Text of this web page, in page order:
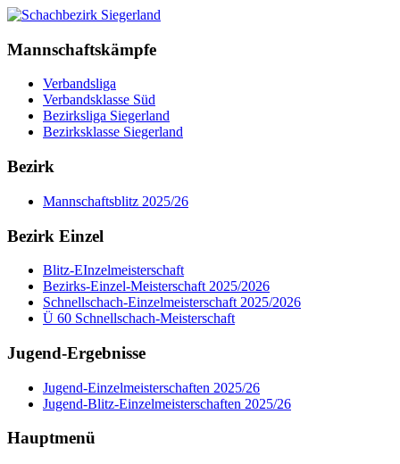
Mannschaftskämpfe
Verbandsliga
Verbandsklasse Süd
Bezirksliga Siegerland
Bezirksklasse Siegerland
Bezirk
Mannschaftsblitz 2025/26
Bezirk Einzel
Blitz-EInzelmeisterschaft
Bezirks-Einzel-Meisterschaft 2025/2026
Schnellschach-Einzelmeisterschaft 2025/2026
Ü 60 Schnellschach-Meisterschaft
Jugend-Ergebnisse
Jugend-Einzelmeisterschaften 2025/26
Jugend-Blitz-Einzelmeisterschaften 2025/26
Hauptmenü